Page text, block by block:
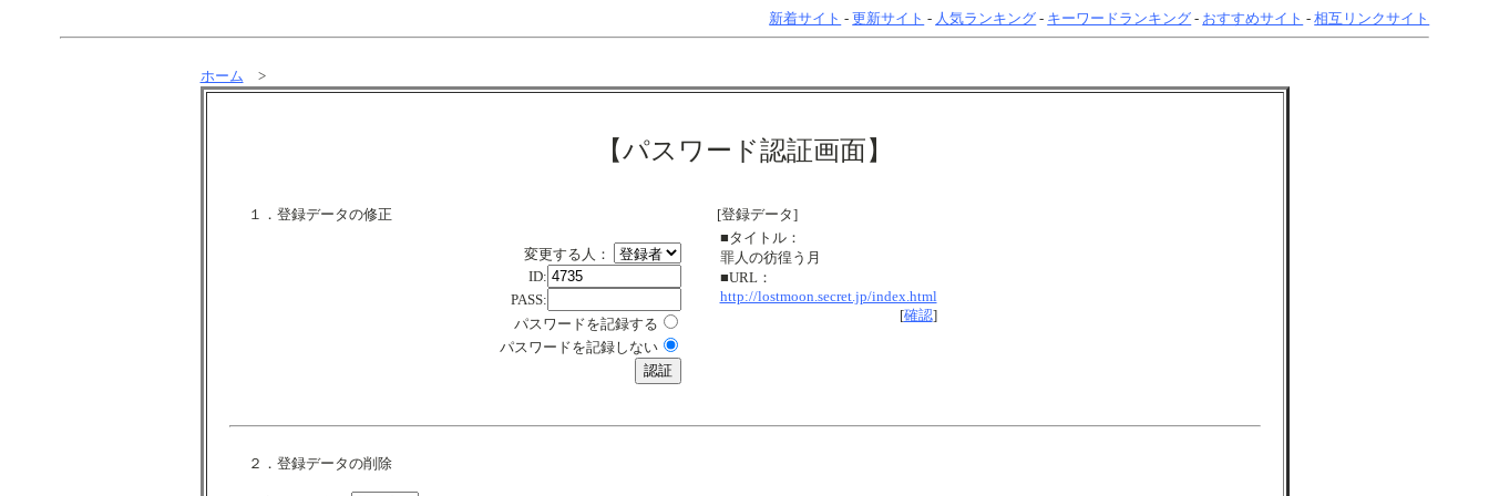
新着サイト -更新サイト - 人気ランキング - キーワードランキング - おすすめサイト -相互リンクサイト
ホーム >
【パスワード認証画面】
１．登録データの修正
変更する人：
ID:
PASS:
パスワードを記録する
パスワードを記録しない
[登録データ]
■タイトル：
罪人の彷徨う月
■URL：
http://lostmoon.secret.jp/index.html
[確認]
２．登録データの削除